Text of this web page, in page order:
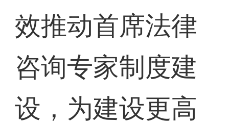
效推动首席法律
咨询专家制度建
设，为建设更高